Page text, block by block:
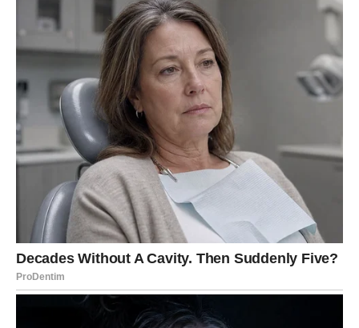
Rakovi su među najvećim karmičkim miljenicima ovog
perioda.
Poslije mnogo tuge i nepravde dolazi događaj koji vam
vraća vjeru u sreću.
Sudbina vam vraća ono što ste davali
drugima
Pred vama su veoma nježni i sudbinski trenuci.
LAV
Lavovima dolazi poslovni ili finansijski uspjeh koji nisu